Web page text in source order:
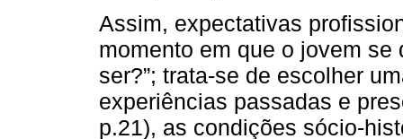
Assim, expectativas
momento em que o jovem se
ser?”; trata-se de escolher
experiências passadas e
p.21), as condições sócio-